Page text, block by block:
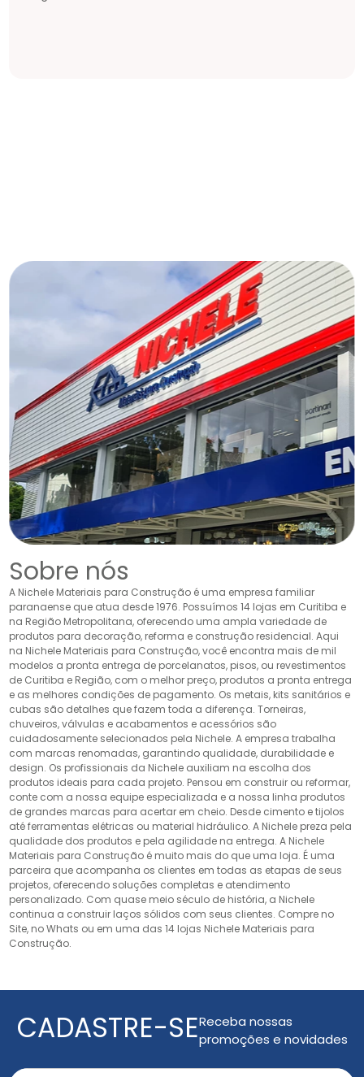
Sobre nós
A Nichele Materiais para Construção é uma empresa familiar
paranaense que atua desde 1976. Possuímos 14 lojas em Curitiba e
na Região Metropolitana, oferecendo uma ampla variedade de
produtos para decoração, reforma e construção residencial. Aqui
na Nichele Materiais para Construção, você encontra mais de mil
modelos a pronta entrega de porcelanatos, pisos, ou revestimentos
de Curitiba e Região, com o melhor preço, produtos a pronta entrega
e as melhores condições de pagamento. Os metais, kits sanitários e
cubas são detalhes que fazem toda a diferença. Torneiras,
chuveiros, válvulas e acabamentos e acessórios são
cuidadosamente selecionados pela Nichele. A empresa trabalha
com marcas renomadas, garantindo qualidade, durabilidade e
design. Os profissionais da Nichele auxiliam na escolha dos
produtos ideais para cada projeto. Pensou em construir ou reformar,
conte com a nossa equipe especializada e a nossa linha produtos
de grandes marcas para acertar em cheio. Desde cimento e tijolos
até ferramentas elétricas ou material hidráulico. A Nichele preza pela
qualidade dos produtos e pela agilidade na entrega. A Nichele
Materiais para Construção é muito mais do que uma loja. É uma
parceira que acompanha os clientes em todas as etapas de seus
projetos, oferecendo soluções completas e atendimento
personalizado. Com quase meio século de história, a Nichele
continua a construir laços sólidos com seus clientes. Compre no
Site, no Whats ou em uma das 14 lojas Nichele Materiais para
Construção.
CADASTRE-SEReceba nossas
promoções e novidades